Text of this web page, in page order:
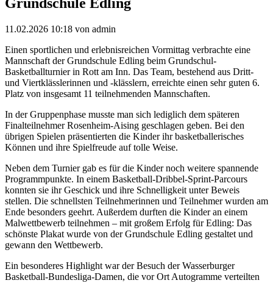
11.02.2026 10:18 von admin
Einen sportlichen und erlebnisreichen Vormittag verbrachte eine
Mannschaft der Grundschule Edling beim Grundschul-
Basketballturnier in Rott am Inn. Das Team, bestehend aus Dritt-
und Viertklässlerinnen und -klässlern, erreichte einen sehr guten 6.
Platz von insgesamt 11 teilnehmenden Mannschaften.
In der Gruppenphase musste man sich lediglich dem späteren
Finalteilnehmer Rosenheim-Aising geschlagen geben. Bei den
übrigen Spielen präsentierten die Kinder ihr basketballerisches
Können und ihre Spielfreude auf tolle Weise.
Neben dem Turnier gab es für die Kinder noch weitere spannende
Programmpunkte. In einem Basketball-Dribbel-Sprint-Parcours
konnten sie ihr Geschick und ihre Schnelligkeit unter Beweis
stellen. Die schnellsten Teilnehmerinnen und Teilnehmer wurden am
Ende besonders geehrt. Außerdem durften die Kinder an einem
Malwettbewerb teilnehmen – mit großem Erfolg für Edling: Das
schönste Plakat wurde von der Grundschule Edling gestaltet und
gewann den Wettbewerb.
Ein besonderes Highlight war der Besuch der Wasserburger
Basketball-Bundesliga-Damen, die vor Ort Autogramme verteilten